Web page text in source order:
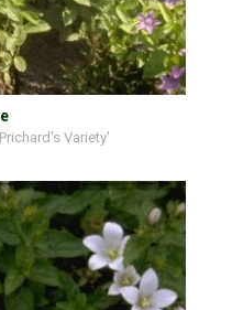
Variety'